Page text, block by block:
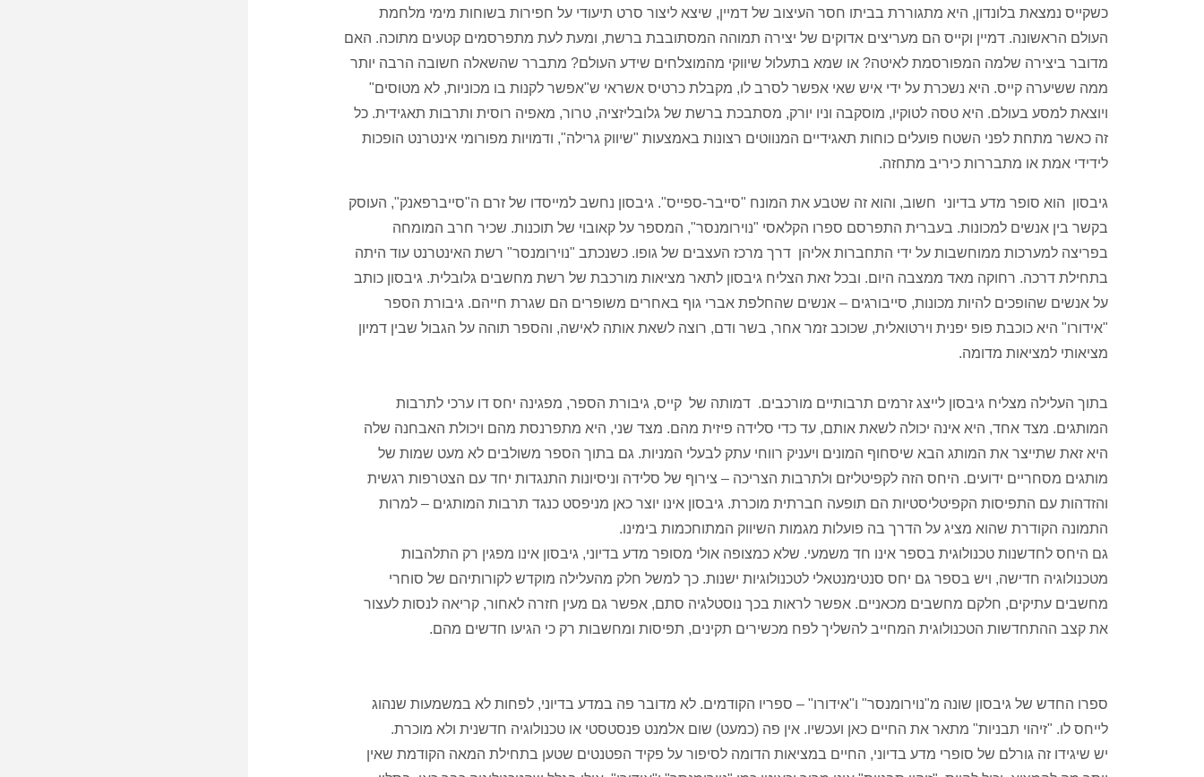
כשקייס נמצאת בלונדון, היא מתגוררת בביתו חסר העיצוב של דמיין, שיצא ליצור סרט תיעודי על חפירות בשוחות מימי מלחמת
העולם הראשונה. דמיין וקייס הם מעריצים אדוקים של יצירה תמוהה המסתובבת ברשת, ומעת לעת מתפרסמים קטעים מתוכה. האם
מדובר ביצירה שלמה המפורסמת לאיטה? או שמא בתעלול שיווקי מהמוצלחים שידע העולם? מתברר שהשאלה חשובה הרבה יותר
ממה ששיערה קייס. היא נשכרת על ידי איש שאי אפשר לסרב לו, מקבלת כרטיס אשראי ש"אפשר לקנות בו מכוניות, לא מטוסים"
ויוצאת למסע בעולם. היא טסה לטוקיו, מוסקבה וניו יורק, מסתבכת ברשת של גלובליזציה, טרור, מאפיה רוסית ותרבות תאגידית. כל
זה כאשר מתחת לפני השטח פועלים כוחות תאגידיים המנווטים רצונות באמצעות "שיווק גרילה", ודמויות מפורומי אינטרנט הופכות
לידידי אמת או מתבררות כיריב מתחזה.
גיבסון הוא סופר מדע בדיוני חשוב, והוא זה שטבע את המונח "סייבר-ספייס". גיבסון נחשב למייסדו של זרם ה"סייברפאנק", העוסק
בקשר בין אנשים למכונות. בעברית התפרסם ספרו הקלאסי "נוירומנסר", המספר על קאובוי של תוכנות. שכיר חרב המומחה
בפריצה למערכות ממוחשבות על ידי התחברות אליהן דרך מרכז העצבים של גופו. כשנכתב "נוירומנסר" רשת האינטרנט עוד היתה
בתחילת דרכה. רחוקה מאד ממצבה היום. ובכל זאת הצליח גיבסון לתאר מציאות מורכבת של רשת מחשבים גלובלית. גיבסון כותב
על אנשים שהופכים להיות מכונות, סייבורגים – אנשים שהחלפת אברי גוף באחרים משופרים הם שגרת חייהם. גיבורת הספר
"אידורו" היא כוכבת פופ יפנית וירטואלית, שכוכב זמר אחר, בשר ודם, רוצה לשאת אותה לאישה, והספר תוהה על הגבול שבין דמיון
מציאותי למציאות מדומה.
בתוך העלילה מצליח גיבסון לייצג זרמים תרבותיים מורכבים. דמותה של קייס, גיבורת הספר, מפגינה יחס דו ערכי לתרבות
המותגים. מצד אחד, היא אינה יכולה לשאת אותם, עד כדי סלידה פיזית מהם. מצד שני, היא מתפרנסת מהם ויכולת האבחנה שלה
היא זאת שתייצר את המותג הבא שיסחוף המונים ויעניק רווחי עתק לבעלי המניות. גם בתוך הספר משולבים לא מעט שמות של
מותגים מסחריים ידועים. היחס הזה לקפיטליזם ולתרבות הצריכה – צירוף של סלידה וניסיונות התנגדות יחד עם הצטרפות רגשית
והזדהות עם התפיסות הקפיטליסטיות הם תופעה חברתית מוכרת. גיבסון אינו יוצר כאן מניפסט כנגד תרבות המותגים – למרות
התמונה הקודרת שהוא מציג על הדרך בה פועלות מגמות השיווק המתוחכמות בימינו.
גם היחס לחדשנות טכנולוגית בספר אינו חד משמעי. שלא כמצופה אולי מסופר מדע בדיוני, גיבסון אינו מפגין רק התלהבות
מטכנולוגיה חדישה, ויש בספר גם יחס סנטימנטאלי לטכנולוגיות ישנות. כך למשל חלק מהעלילה מוקדש לקורותיהם של סוחרי
מחשבים עתיקים, חלקם מחשבים מכאניים. אפשר לראות בכך נוסטלגיה סתם, אפשר גם מעין חזרה לאחור, קריאה לנסות לעצור
את קצב ההתחדשות הטכנולוגית המחייב להשליך לפח מכשירים תקינים, תפיסות ומחשבות רק כי הגיעו חדשים מהם.
ספרו החדש של גיבסון שונה מ"נוירומנסר" ו"אידורו" – ספריו הקודמים. לא מדובר פה במדע בדיוני, לפחות לא במשמעות שנהוג
לייחס לו. "זיהוי תבניות" מתאר את החיים כאן ועכשיו. אין פה (כמעט) שום אלמנט פנסטסטי או טכנולוגיה חדשנית ולא מוכרת.
יש שיגידו זה גורלם של סופרי מדע בדיוני, החיים במציאות הדומה לסיפור על פקיד הפטנטים שטען בתחילת המאה הקודמת שאין